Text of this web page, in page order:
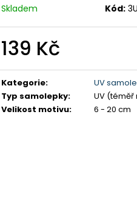
Skladem Kód:
139 Kč
cena:
Kategorie:
UV
Typ samolepky:
UV
Velikost motivu: 6 - 20 cm